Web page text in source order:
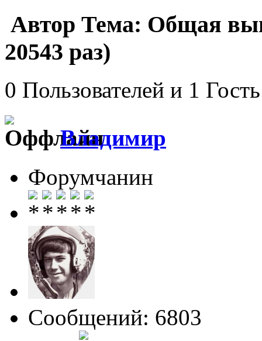
Автор Тема: Общая
20543 раз)
0 Пользователей и 1
Влaдимир
Форумчанин
Сообщений: 6803